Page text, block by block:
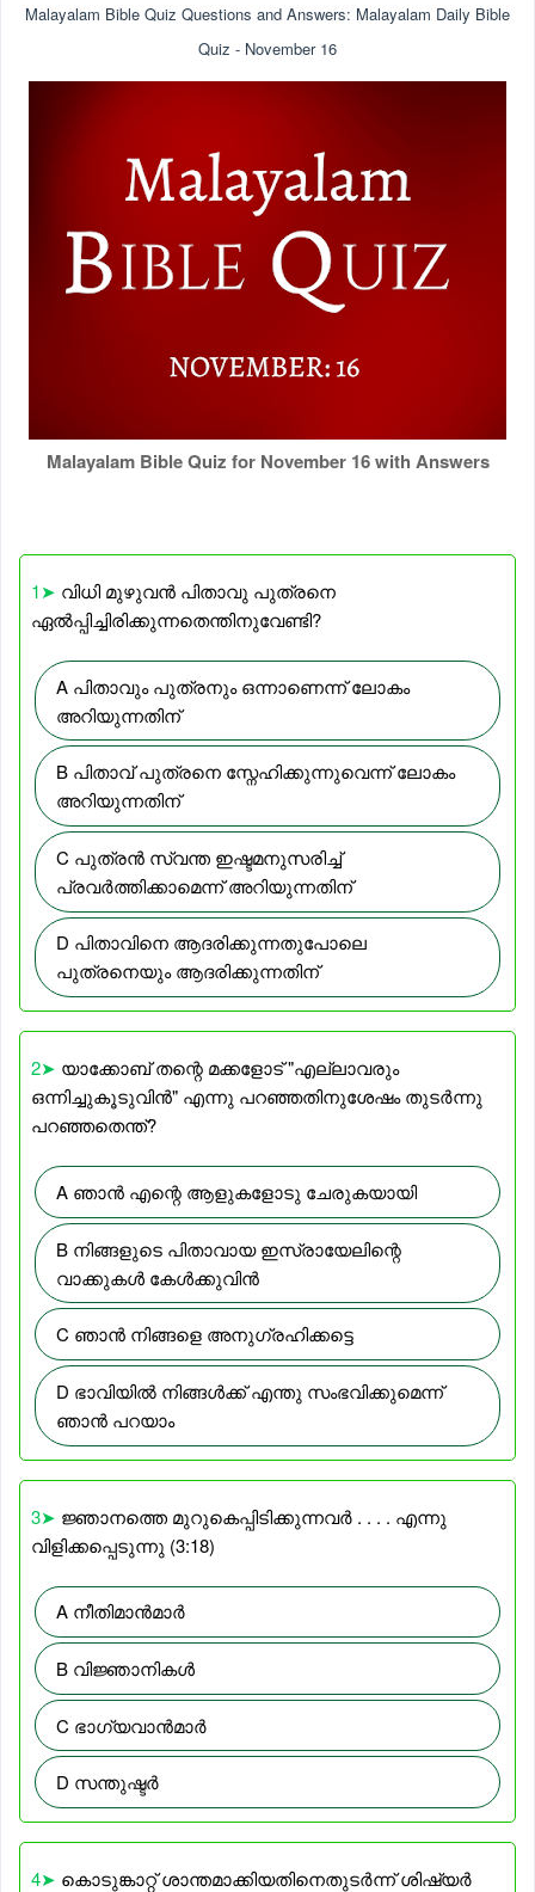
Malayalam Bible Quiz Questions and Answers: Malayalam Daily Bible
Quiz - November 16
Malayalam Bible Quiz for November 16 with Answers
1➤ വിധി മുഴുവൻ പിതാവു പുത്രനെ
ഏൽപ്പിച്ചിരിക്കുന്നതെന്തിനുവേണ്ടി?
A പിതാവും പുത്രനും ഒന്നാണെന്ന് ലോകം
അറിയുന്നതിന്
B പിതാവ് പുത്രനെ സ്നേഹിക്കുന്നുവെന്ന് ലോകം
അറിയുന്നതിന്
C പുത്രൻ സ്വന്ത ഇഷ്ടമനുസരിച്ച്
പ്രവർത്തിക്കാമെന്ന് അറിയുന്നതിന്
D പിതാവിനെ ആദരിക്കുന്നതുപോലെ
പുത്രനെയും ആദരിക്കുന്നതിന്
2➤ യാക്കോബ് തന്റെ മക്കളോട് "എല്ലാവരും
ഒന്നിച്ചുകൂടുവിൻ" എന്നു പറഞ്ഞതിനുശേഷം തുടർന്നു
പറഞ്ഞതെന്ത്?
A ഞാൻ എന്റെ ആളുകളോടു ചേരുകയായി
B നിങ്ങളുടെ പിതാവായ ഇസ്രായേലിന്റെ
വാക്കുകൾ കേൾക്കുവിൻ
C ഞാൻ നിങ്ങളെ അനുഗ്രഹിക്കട്ടെ
D ഭാവിയിൽ നിങ്ങൾക്ക് എന്തു സംഭവിക്കുമെന്ന്
ഞാൻ പറയാം
3➤ ജ്ഞാനത്തെ മുറുകെപ്പിടിക്കുന്നവർ . . . . എന്നു
വിളിക്കപ്പെടുന്നു (3:18)
A നീതിമാൻമാർ
B വിജ്ഞാനികൾ
C ഭാഗ്യവാൻമാർ
D സന്തുഷ്ടർ
4➤ കൊടുങ്കാറ്റ് ശാന്തമാക്കിയതിനെതുടർന്ന് ശിഷ്യർ